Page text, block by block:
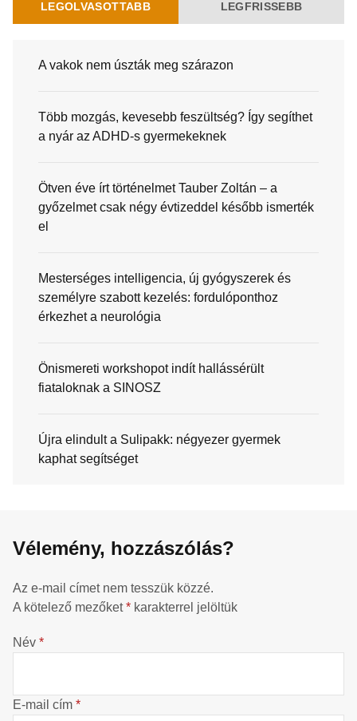
LEGOLVASOTTABB LEGFRISSEBB
A vakok nem úszták meg szárazon
Több mozgás, kevesebb feszültség? Így segíthet
a nyár az ADHD-s gyermekeknek
Ötven éve írt történelmet Tauber Zoltán – a
győzelmet csak négy évtizeddel később ismerték
el
Mesterséges intelligencia, új gyógyszerek és
személyre szabott kezelés: fordulóponthoz
érkezhet a neurológia
Önismereti workshopot indít hallássérült
fiataloknak a SINOSZ
Újra elindult a Sulipakk: négyezer gyermek
kaphat segítséget
Vélemény, hozzászólás?
Az e-mail címet nem tesszük közzé.
A kötelező mezőket* karakterrel jelöltük
Név *
E-mail cím *